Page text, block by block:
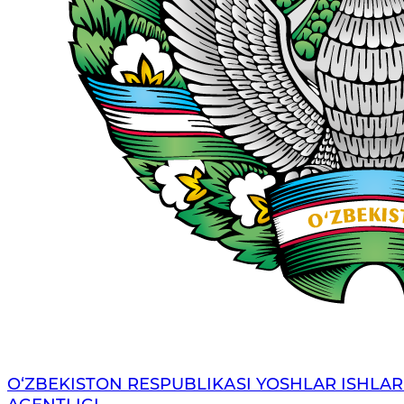
O‘ZBЕKISTОN RЕSPUBLIKАSI YOSHLAR